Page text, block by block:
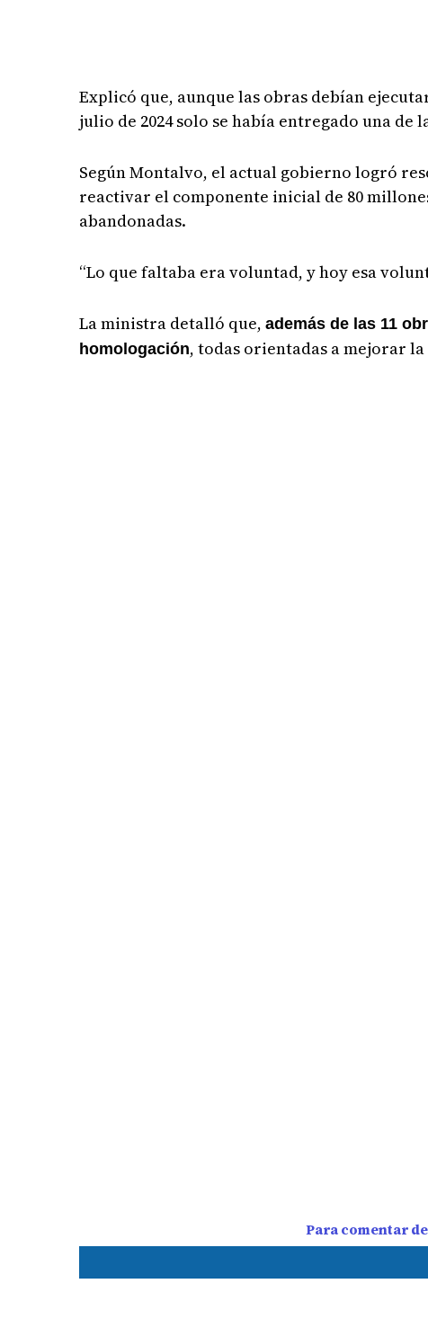
Explicó que, aunque las obras debían
julio de 2024 solo se había entregado una de
Según Montalvo, el actual gobierno logró
reactivar el componente inicial de 80
abandonadas.
“Lo que faltaba era voluntad, y hoy esa
La ministra detalló que,además de las 11
homologación, todas orientadas a mejorar
Para comentar